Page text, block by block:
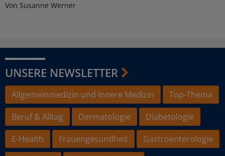
Von Susanne Werner
UNSERE NEWSLETTER
Allgemeinmedizin und Innere Medizin
Top-Thema
Beruf & Alltag
Dermatologie
Diabetologie
E-Health
Frauengesundheit
Gastroenterologie